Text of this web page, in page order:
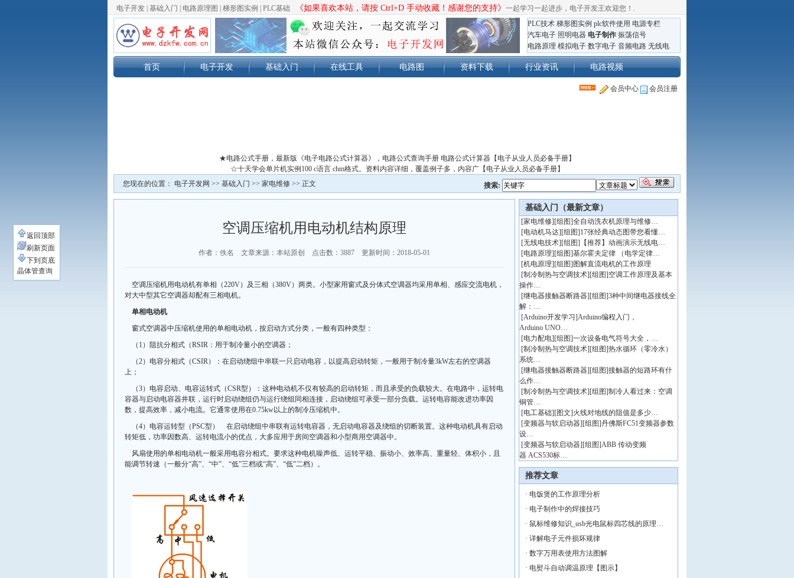
电子开发 基础入门 电路原理图 梯形图实例 PLC基础 《如果喜欢本站，请按 Ctrl+D 手动收藏！感谢您的支持》 一起学习一起进步，电子开发王欢迎您！ .
PLC技术 梯形图实例 plc软件使用 电源专栏
汽车电子 照明电器 电子制作 振荡信号
电路原理 模拟电子 数字电子 音频电路 无线电
首页 电子开发 基础入门 在线工具 电路图 资料下载 行业资讯 电路视频
会员中心 会员注册
★电路公式手册，最新版《电子电路公式计算器》，电路公式查询手册 电路公式计算器【电子从业人员必备手册】
☆十天学会单片机实例100 c语言 chm格式。资料内容详细，覆盖例子多，内容广【电子从业人员必备手册】
搜索:
您现在的位置： 电子开发网 >> 基础入门 >> 家电维修 >> 正文
空调压缩机用电动机结构原理
作者：佚名 文章来源：本站原创 点击数： 3887 更新时间：2018-05-01
空调压缩机用电动机有单相（220V）及三相（380V）两类。小型家用窗式及分体式空调器均采用单相、感应交流电机，
对大中型其它空调器却配有三相电机。
单相电动机
窗式空调器中压缩机使用的单相电动机，按启动方式分类，一般有四种类型：
（1）阻抗分相式（RSIR：用于制冷量小的空调器；
（2）电容分相式（CSIR）：在启动绕组中串联一只启动电容，以提高启动转矩，一般用于制冷量3kW左右的空调器
上；
（3）电容启动、电容运转式（CSR型）：这种电动机不仅有较高的启动转矩，而且承受的负载较大。在电路中，运转电
容器与启动电容器井联，运行时启动绕组仍与运行绕组同相连接，启动绕组可承受一部分负载。运转电容能改进功率因
数，提高效率，减小电流。它通常使用在0.75kw以上的制冷压缩机中。
（4）电容运转型（PSC型） 在启动绕组中串联有运转电容器，无启动电容器及绕组的切断装置。这种电动机具有启动
转矩低，功率因数高、运转电流小的优点，大多应用于房间空调器和小型商用空调器中。
风扇使用的单相电动机一般采用电容分相式。要求这种电机噪声低、运转平稳、振动小、效率高、重量轻、体积小，且
能调节转速（一般分“高”、“中”、“低”三档或“高”、“低”二档）。
基础入门（最新文章）
[家电维修][组图]全自动洗衣机原理与维修…
[电动机马达][组图]17张经典动态图带您看懂…
[无线电技术][组图] 【推荐】动画演示无线电…
[电路原理][组图]基尔霍夫定律 （电学定律…
[机电原理][组图] 图解直流电机的工作原理
[制冷制热与空调技术][组图]空调工作原理及基本
操作…
[继电器接触器断路器][组图]3种中间继电器接线全
解：…
[Arduino开发学习 ]Arduino编程入门，
Arduino UNO…
[电力配电][组图]一次设备电气符号大全，…
[制冷制热与空调技术][组图]热水循环（零冷水）
系统…
[继电器接触器断路器][组图]接触器的短路环有什
么作…
[制冷制热与空调技术][组图]制冷人看过来：空调
铜管…
[电工基础][图文]火线对地线的阻值是多少…
[变频器与软启动器][组图]丹佛斯FC51变频器参数
设…
[变频器与软启动器][组图]ABB 传动变频
器 ACS530标…
推荐文章
· 电饭煲的工作原理分析
· 电子制作中的焊接技巧
· 鼠标维修知识_usb光电鼠标四芯线的原理…
· 详解电子元件损坏规律
· 数字万用表使用方法图解
· 电熨斗自动调温原理【图示】
返回顶部
刷新页面
下到页底
晶体管查询